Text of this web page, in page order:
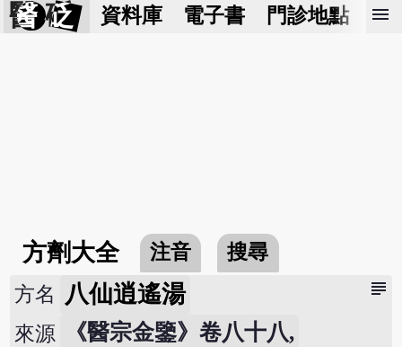
醫 砭 資料庫 電子書 門診地點 預
menu
方劑大全 注音 搜尋
subject
方名 八仙逍遙湯
來源 《醫宗金鑒》卷八十八,